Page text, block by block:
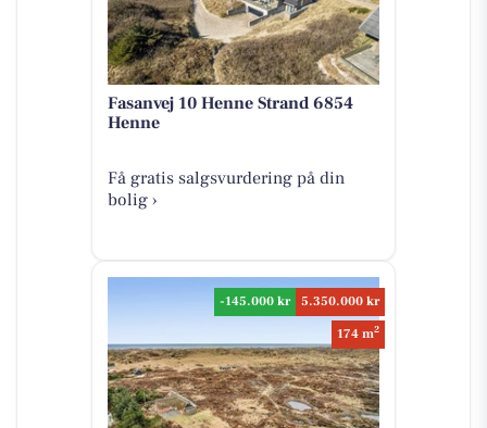
Fasanvej 10 Henne Strand 6854
Henne
Få gratis salgsvurdering på din
bolig ›
-145.000 kr
5.350.000 kr
174 m2